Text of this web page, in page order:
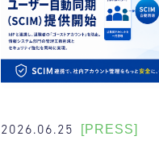
2026.06.25 [PRESS]